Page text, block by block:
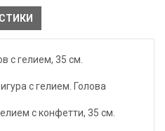
с гелием, 35 см.
с гелием. Голова
с конфетти, 35 см.